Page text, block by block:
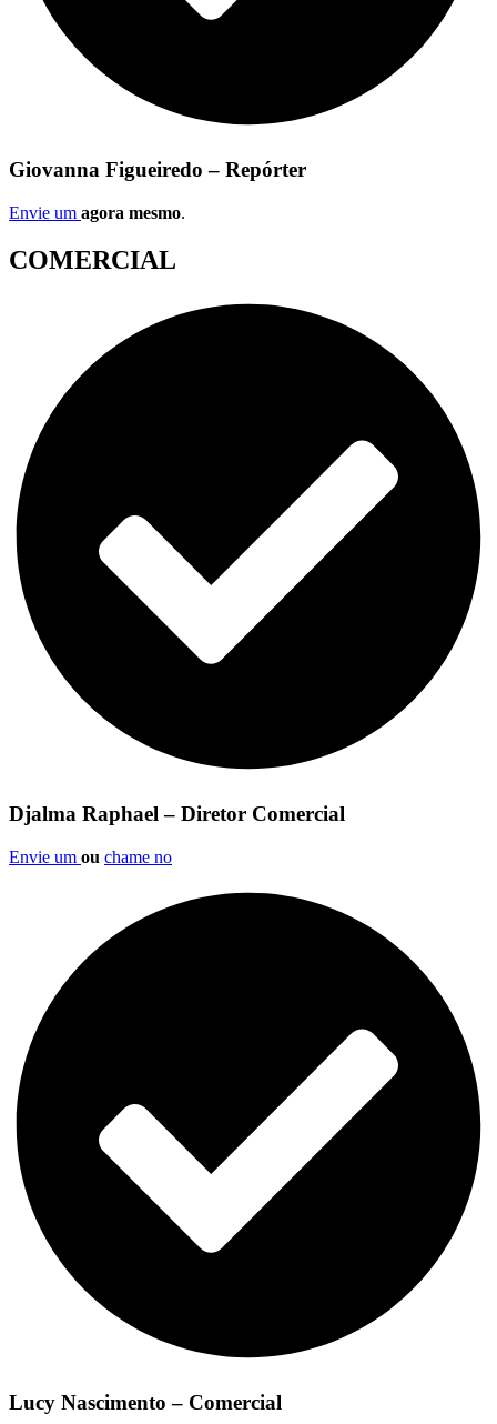
Giovanna Figueiredo – Repórter
Envie um agora mesmo.
COMERCIAL
Djalma Raphael – Diretor Comercial
Envie um ou chame no
Lucy Nascimento – Comercial